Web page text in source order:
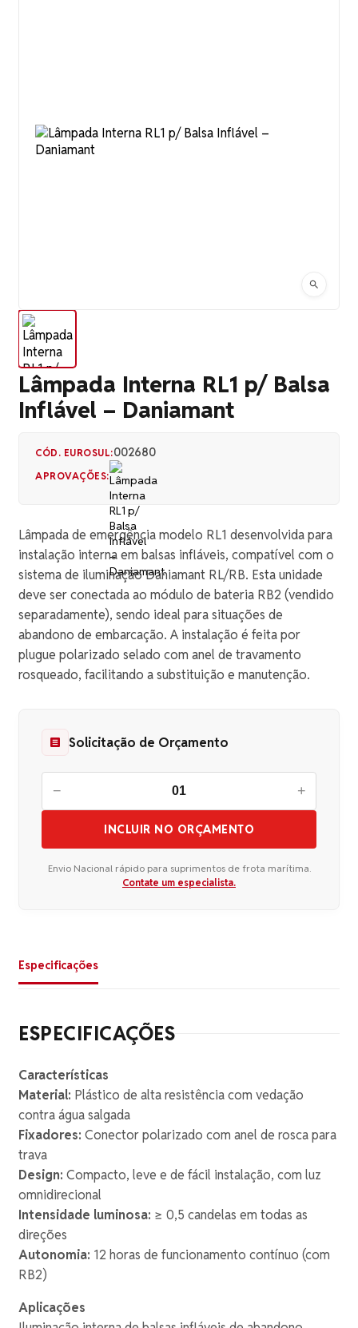
Lâmpada Interna RL1 p/ Balsa
Inflável – Daniamant
CÓD. EUROSUL:002680
APROVAÇÕES:
Lâmpada de emergência modelo RL1 desenvolvida para
instalação interna em balsas infláveis, compatível com o
sistema de iluminação Daniamant RL/RB. Esta unidade
deve ser conectada ao módulo de bateria RB2 (vendido
separadamente), sendo ideal para situações de
abandono de embarcação. A instalação é feita por
plugue polarizado selado com anel de travamento
rosqueado, facilitando a substituição e manutenção.
Solicitação de Orçamento
− +
INCLUIR NO ORÇAMENTO
Envio Nacional rápido para suprimentos de frota marítima.
Contate um especialista.
Especificações
ESPECIFICAÇÕES
Características
Material: Plástico de alta resistência com vedação
contra água salgada
Fixadores: Conector polarizado com anel de rosca para
trava
Design: Compacto, leve e de fácil instalação, com luz
omnidirecional
Intensidade luminosa: ≥ 0,5 candelas em todas as
direções
Autonomia: 12 horas de funcionamento contínuo (com
RB2)
Aplicações